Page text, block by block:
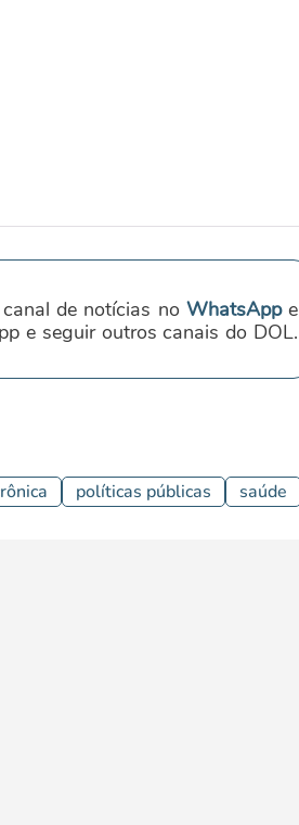
de notícias no WhatsAppe
e seguir outros canais do DOL.
políticas públicas saúde